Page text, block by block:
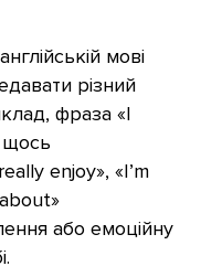
мові
різний
фраза «I
щось
enjoy», «I’m
або емоційну